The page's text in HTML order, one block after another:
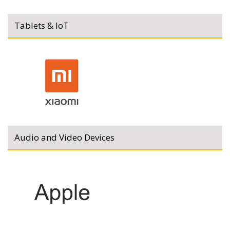
Tablets & IoT
Audio and Video Devices